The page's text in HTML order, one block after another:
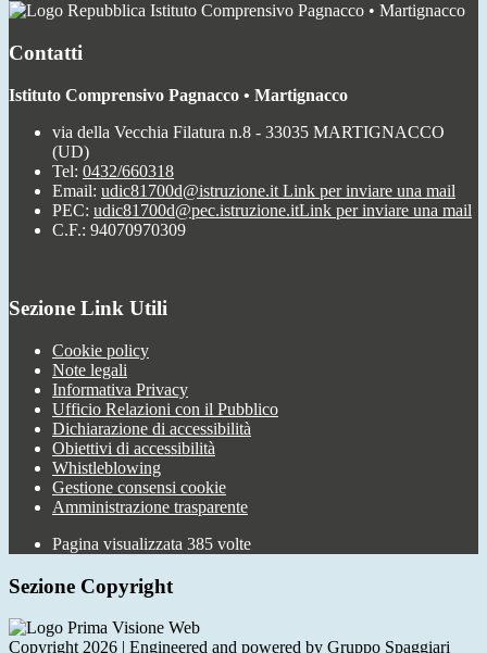
Istituto Comprensivo Pagnacco • Martignacco
Contatti
Istituto Comprensivo Pagnacco • Martignacco
via della Vecchia Filatura n.8 - 33035 MARTIGNACCO
(UD)
Tel: 0432/660318
Email: udic81700d@istruzione.it Link per inviare una mail
PEC: udic81700d@pec.istruzione.itLink per inviare una mail
C.F.: 94070970309
Sezione Link Utili
Cookie policy
Note legali
Informativa Privacy
Ufficio Relazioni con il Pubblico
Dichiarazione di accessibilità
Obiettivi di accessibilità
Whistleblowing
Gestione consensi cookie
Amministrazione trasparente
Pagina visualizzata 385 volte
Sezione Copyright
Copyright 2026 | Engineered and powered by Gruppo Spaggiari